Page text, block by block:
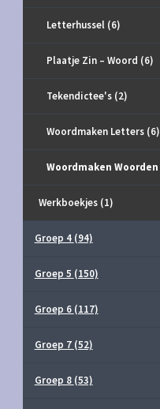
Letterhussel (6)
Plaatje Zin – Woord (6)
Tekendictee's (2)
Woordmaken Letters (6)
Woordmaken Woorden
Werkboekjes (1)
Groep 4 (94)
Groep 5 (150)
Groep 6 (117)
Groep 7 (52)
Groep 8 (53)